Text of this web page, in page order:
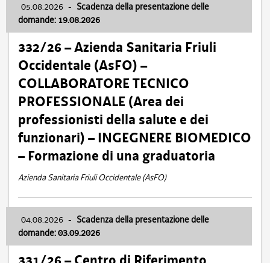
05.08.2026 - Scadenza della presentazione delle
domande: 19.08.2026
332/26 – Azienda Sanitaria Friuli
Occidentale (AsFO) –
COLLABORATORE TECNICO
PROFESSIONALE (Area dei
professionisti della salute e dei
funzionari) – INGEGNERE BIOMEDICO
– Formazione di una graduatoria
Azienda Sanitaria Friuli Occidentale (AsFO)
04.08.2026 - Scadenza della presentazione delle
domande: 03.09.2026